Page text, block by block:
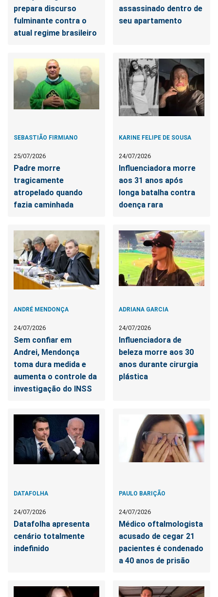
prepara discurso
fulminante contra o
atual regime brasileiro
assassinado dentro de
seu apartamento
SEBASTIÃO FIRMIANO
25/07/2026
Padre morre
tragicamente
atropelado quando
fazia caminhada
KARINE FELIPE DE SOUSA
24/07/2026
Influenciadora morre
aos 31 anos após
longa batalha contra
doença rara
ANDRÉ MENDONÇA
24/07/2026
Sem confiar em
Andrei, Mendonça
toma dura medida e
aumenta o controle da
investigação do INSS
ADRIANA GARCIA
24/07/2026
Influenciadora de
beleza morre aos 30
anos durante cirurgia
plástica
DATAFOLHA
24/07/2026
Datafolha apresenta
cenário totalmente
indefinido
PAULO BARIÇÃO
24/07/2026
Médico oftalmologista
acusado de cegar 21
pacientes é condenado
a 40 anos de prisão